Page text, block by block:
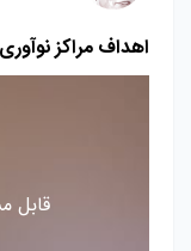
اهداف مراکز نوآوری
قابل